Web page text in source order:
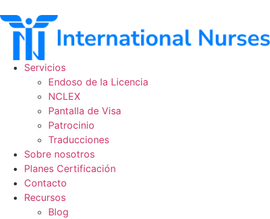
al
contenido
Servicios
Endoso de la Licencia
NCLEX
Pantalla de Visa
Patrocinio
Traducciones
Sobre nosotros
Planes Certificación
Contacto
Recursos
Blog